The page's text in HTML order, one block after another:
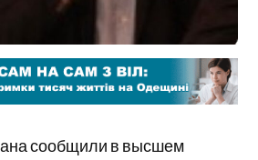
сообщили в высшем